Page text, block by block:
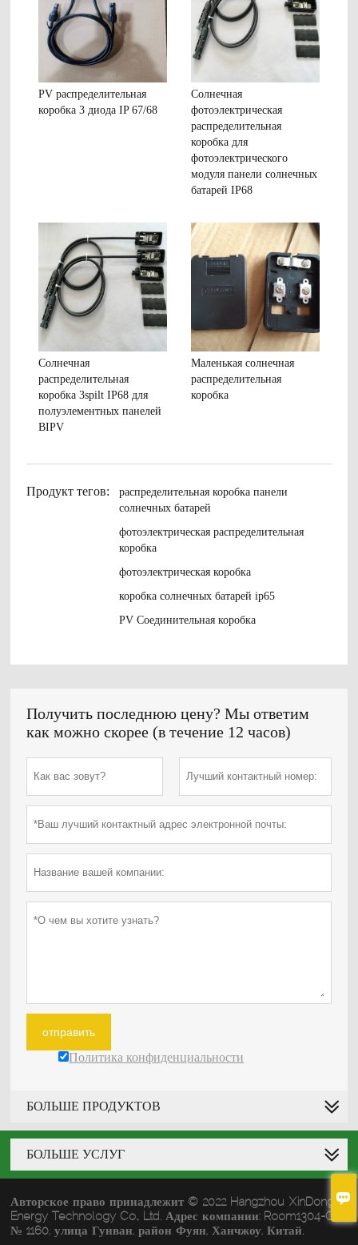

PV распределительная
коробка 3 диода IP 67/68
Солнечная
фотоэлектрическая
распределительная
коробка для
фотоэлектрического
модуля панели солнечных
батарей IP68
Солнечная
распределительная
коробка 3spilt IP68 для
полуэлементных панелей
BIPV
Маленькая солнечная
распределительная
коробка
Продукт тегов:
распределительная коробка панели
солнечных батарей
фотоэлектрическая распределительная
коробка
фотоэлектрическая коробка
коробка солнечных батарей ip65
PV Соединительная коробка
Получить последнюю цену? Мы ответим
как можно скорее (в течение 12 часов)
отправить
Политика конфиденциальности
БОЛЬШЕ ПРОДУКТОВ
БОЛЬШЕ УСЛУГ
Авторское право принадлежит © 2022 Hangzhou XinDongke
Energy Technology Co., Ltd. Адрес компании: Room1304-C,
№ 1160, улица Гунван, район Фуян, Ханчжоу, Китай.